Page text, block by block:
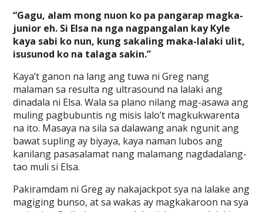
“Gagu, alam mong nuon ko pa pangarap magka-
junior eh. Si Elsa na nga nagpangalan kay Kyle
kaya sabi ko nun, kung sakaling maka-lalaki ulit,
isusunod ko na talaga sakin.”
Kaya’t ganon na lang ang tuwa ni Greg nang
malaman sa resulta ng ultrasound na lalaki ang
dinadala ni Elsa. Wala sa plano nilang mag-asawa ang
muling pagbubuntis ng misis lalo’t magkukwarenta
na ito. Masaya na sila sa dalawang anak ngunit ang
bawat supling ay biyaya, kaya naman lubos ang
kanilang pasasalamat nang malamang nagdadalang-
tao muli si Elsa.
Pakiramdam ni Greg ay nakajackpot sya na lalake ang
magiging bunso, at sa wakas ay magkakaroon na sya